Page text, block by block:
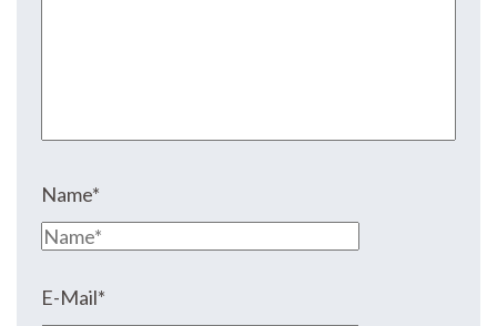
Name*
E-Mail*